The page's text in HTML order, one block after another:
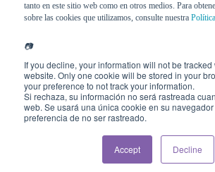
tanto en este sitio web como en otros medios. Para
sobre las cookies que utilizamos, consulte nuestra
📷
If you decline, your information will not be
website. Only one cookie will be stored in your
your preference to not track your information.
Si rechaza, su información no será rastreada
web. Se usará una única cookie en su
preferencia de no ser rastreado.
Accept Decline